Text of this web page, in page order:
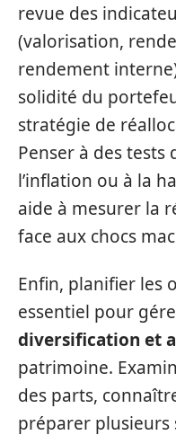
revue des
(valorisation,
rendement
solidité du
stratégie de
Penser à des tests
l’inflation ou à la
aide à mesurer la
face aux chocs
Enfin, planifier les
essentiel pour
diversification et
patrimoine.
des parts,
préparer plusieurs